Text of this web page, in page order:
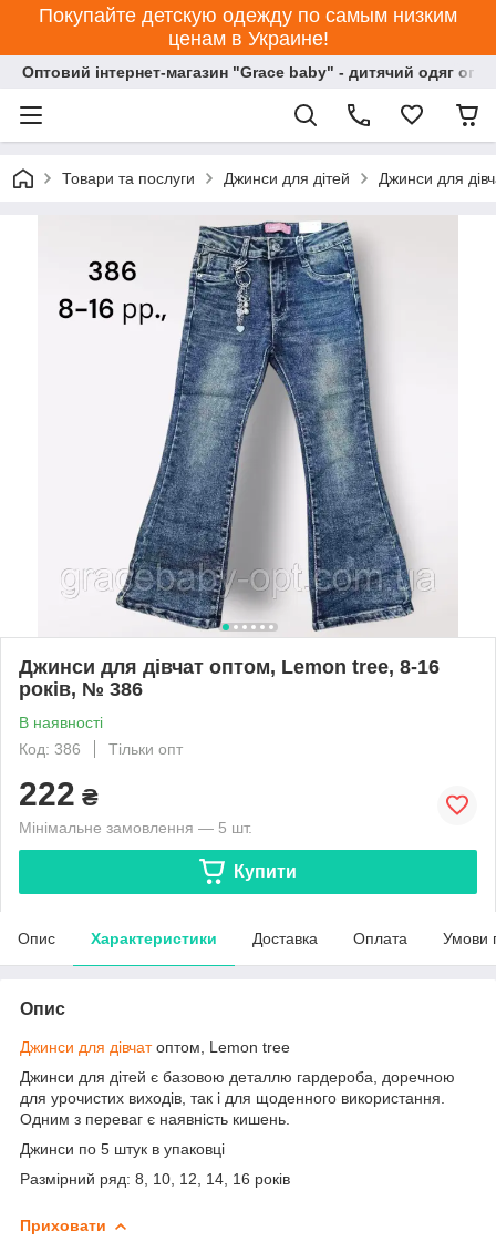
Покупайте детскую одежду по самым низким
ценам в Украине!
Оптовий інтернет-магазин "Grace baby" - дитячий одяг
Товари та послуги Джинси для дітей Джинси для
Джинси для дівчат оптом, Lemon tree, 8-16
років, № 386
В наявності
Код: 386
Тільки опт
222 ₴
Мінімальне замовлення — 5 шт.
Купити
Опис Характеристики Доставка Оплата Умови
Опис
Джинси для дівчатоптом, Lemon tree
Джинси для дітей є базовою деталлю гардероба, доречною
для урочистих виходів, так і для щоденного використання.
Одним з переваг є наявність кишень.
Джинси по 5 штук в упаковці
Размірний ряд: 8, 10, 12, 14, 16 років
Приховати